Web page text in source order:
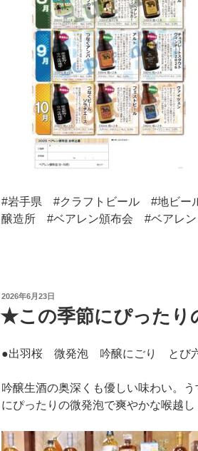
#岩手県 #クラフトビール #地ビ
醸造所 #ベアレン頒布会 #ベアレ
投
稿
日:
2026年6月23日
★この季節にぴったり
●出羽桜 微発泡 吟醸にごり とび
吟醸生酒の奥深くも優しい味わい。
にぴったりの微発泡で爽やかな喉越し